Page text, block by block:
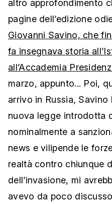
altro approfondimento
pagine dell’edizione
Giovanni Savino, che
fa insegnava storia
all’Accademia
marzo, appunto... Poi,
arrivo in Russia, Savino
nuova legge introdotta
nominalmente a
news e vilipende le
realtà contro chiunque
dell’invasione, mi
avevo da poco